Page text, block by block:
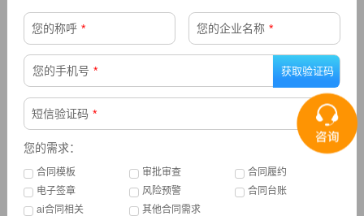
在历史数据的基础上，引入行业关键性假设数据，建立预测模型。
您的称呼 * 您的企业名称 *
您的手机号 *
短信验证码 *
您的需求：
合同模板 审批审查
合同履约
电子签章
风险预警
合同台账
ai合同相关
其他合同需求